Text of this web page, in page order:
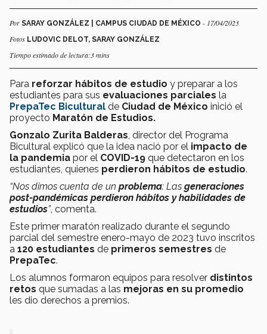
Por SARAY GONZÁLEZ | CAMPUS CIUDAD DE MÉXICO - 17/04/2023
Fotos LUDOVIC DELOT, SARAY GONZÁLEZ
Tiempo estimado de lectura:3 mins
Para reforzar hábitos de estudio y preparar a los
estudiantes para sus evaluaciones parciales la
PrepaTec Bicultural de Ciudad de México inició el
proyecto Maratón de Estudios.
Gonzalo Zurita Balderas , director del Programa
Bicultural explicó que la idea nació por el impacto de
la pandemia por el COVID-19 que detectaron en los
estudiantes, quienes perdieron hábitos de estudio.
“Nos dimos cuenta de un problema: Las generaciones
post-pandémicas perdieron hábitos y habilidades de
estudios”, comenta.
Este primer maratón realizado durante el segundo
parcial del semestre enero-mayo de 2023 tuvo inscritos
a 120 estudiantes de primeros semestres de
PrepaTec.
Los alumnos formaron equipos para resolver distintos
retos que sumadas a las mejoras en su promedio
les dio derechos a premios.